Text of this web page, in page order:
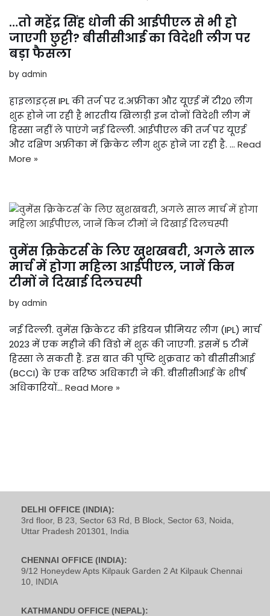
…तो महेंद्र सिंह धोनी की आईपीएल से भी हो
जाएगी छुट्टी? बीसीसीआई का विदेशी लीग पर
बड़ा फैसला
by admin
हाइलाइट्स IPL की तर्ज पर द.अफ्रीका और यूएई में टी20 लीग
शुरू होने जा रही है भारतीय खिलाड़ी इन दोनों विदेशी लीग में
हिस्सा नहीं ले पाएंगे नई दिल्ली. आईपीएल की तर्ज पर यूएई
और दक्षिण अफ्रीका में क्रिकेट लीग शुरू होने जा रही है. … Read
More »
वुमेंस क्रिकेटर्स के लिए खुशखबरी, अगले साल
मार्च में होगा महिला आईपीएल, जानें किन
टीमों ने दिखाई दिलचस्पी
by admin
नई दिल्ली. वुमेंस क्रिकेटर की इंडियन प्रीमियर लीग (IPL) मार्च
2023 में एक महीने की विंडो में शुरू की जाएगी. इसमें 5 टीमें
हिस्सा ले सकती हैं. इस बात की पुष्टि शुक्रवार को बीसीसीआई
(BCCI) के एक वरिष्ठ अधिकारी ने की. बीसीसीआई के शीर्ष
अधिकारियों… Read More »
DELHI OFFICE (INDIA):
3rd floor, B 23, Sector 63 Rd, B Block, Sector 63, Noida,
Uttar Pradesh 201301, India
CHENNAI OFFICE (INDIA):
9/12 Honeydew Apts Kilpauk Garden 2 At Kilpauk Chennai
10, INDIA
KATHMANDU OFFICE (NEPAL):